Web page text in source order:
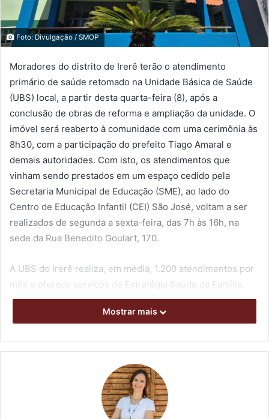
Foto: Divulgação / SMOP
Moradores do distrito de Irerê terão o atendimento
primário de saúde retomado na Unidade Básica de Saúde
(UBS) local, a partir desta quarta-feira (8), após a
conclusão de obras de reforma e ampliação da unidade. O
imóvel será reaberto à comunidade com uma cerimônia às
8h30, com a participação do prefeito Tiago Amaral e
demais autoridades. Com isto, os atendimentos que
vinham sendo prestados em um espaço cedido pela
Secretaria Municipal de Educação (SME), ao lado do
Centro de Educação Infantil (CEI) São José, voltam a ser
realizados de segunda a sexta-feira, das 7h às 16h, na
sede da Rua Benedito Goulart, 170.
A UBS do Irerê realiza, em média, 1.200 atendimentos por
mês e oferece serviços de Estratégia Saúde da Família,
enfermagem, consultas médicas, fisioterapia e, agora,
também atendimento odontológico em sua própria
a contar com 290 metros quadrados de estrutura
disponível e inteiramente renovada.
A secretária municipal de Saúde, Vivian Feijó, destacou
Mostrar mais